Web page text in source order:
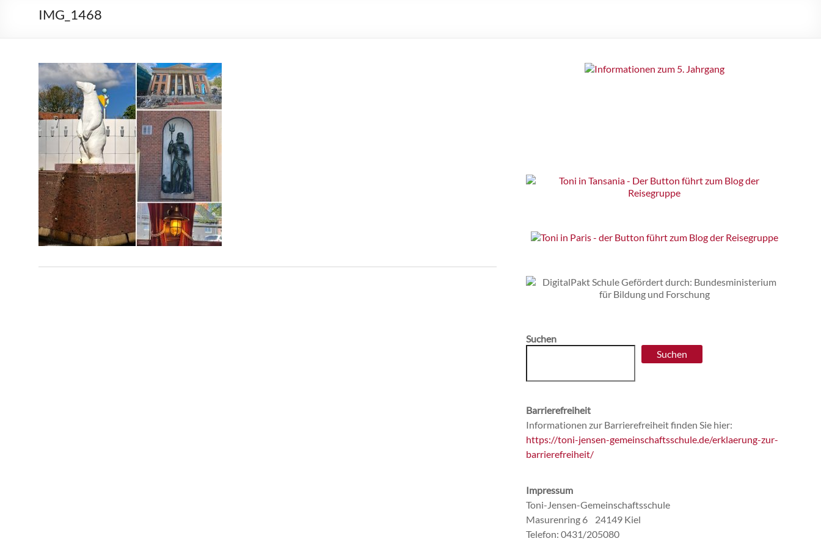
IMG_1468
Suchen
Suchen
Barrierefreiheit
Informationen zur Barrierefreiheit finden Sie hier:
https://toni-jensen-gemeinschaftsschule.de/erklaerung-zur-
barrierefreiheit/
Impressum
Toni-Jensen-Gemeinschaftsschule
Masurenring 6 24149 Kiel
Telefon: 0431/205080